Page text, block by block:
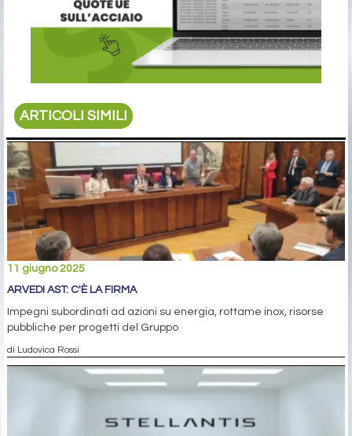
ARTICOLI SIMILI
11 giugno 2025
ARVEDI AST: C'È LA FIRMA
Impegni subordinati ad azioni su energia, rottame inox, risorse
pubbliche per progetti del Gruppo
di Ludovica Rossi